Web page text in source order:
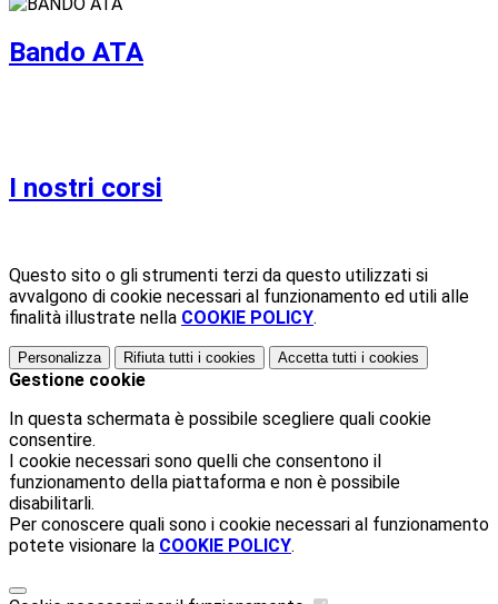
Bando ATA
I nostri corsi
Questo sito o gli strumenti terzi da questo utilizzati si
avvalgono di cookie necessari al funzionamento ed utili alle
finalità illustrate nella COOKIE POLICY.
Personalizza Rifiuta tutti i cookies Accetta tutti i cookies
Gestione cookie
In questa schermata è possibile scegliere quali cookie
consentire.
I cookie necessari sono quelli che consentono il
funzionamento della piattaforma e non è possibile
disabilitarli.
Per conoscere quali sono i cookie necessari al funzionamento
potete visionare la COOKIE POLICY.